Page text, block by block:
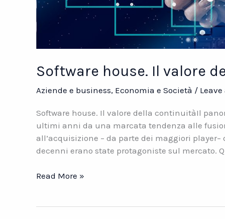
Software house. Il valore
Aziende e business, Economia e Società /
Software house. Il valore della continuitàIl
ultimi anni da una marcata tendenza alle
all’acquisizione – da parte dei maggiori
decenni erano state protagoniste sul mercato.
Software
Read More »